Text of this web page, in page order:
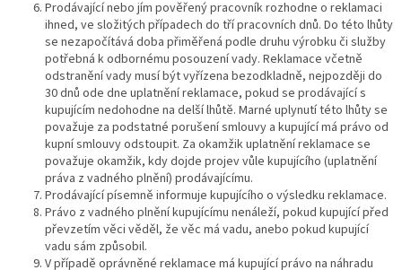
Prodávající nebo jím pověřený pracovník rozhodne o reklamaci
ihned, ve složitých případech do tří pracovních dnů. Do této lhůty
se nezapočítává doba přiměřená podle druhu výrobku či služby
potřebná k odbornému posouzení vady. Reklamace včetně
odstranění vady musí být vyřízena bezodkladně, nejpozději do
30 dnů ode dne uplatnění reklamace, pokud se prodávající s
kupujícím nedohodne na delší lhůtě. Marné uplynutí této lhůty se
považuje za podstatné porušení smlouvy a kupující má právo od
kupní smlouvy odstoupit. Za okamžik uplatnění reklamace se
považuje okamžik, kdy dojde projev vůle kupujícího (uplatnění
práva z vadného plnění) prodávajícímu.
Prodávající písemně informuje kupujícího o výsledku reklamace.
Právo z vadného plnění kupujícímu nenáleží, pokud kupující před
převzetím věci věděl, že věc má vadu, anebo pokud kupující
vadu sám způsobil.
V případě oprávněné reklamace má kupující právo na náhradu